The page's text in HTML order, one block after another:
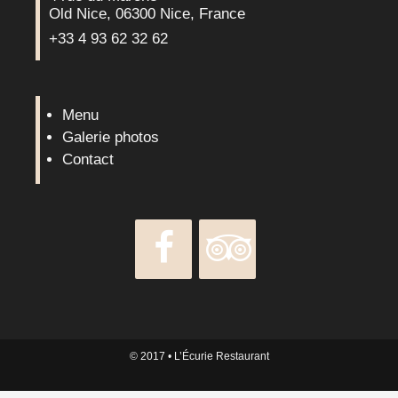
Old Nice, 06300 Nice, France
+33 4 93 62 32 62
Menu
Galerie photos
Contact
© 2017 • L’Écurie Restaurant